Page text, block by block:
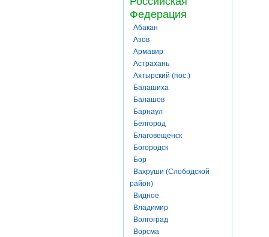
Федерация
Абакан
Азов
Армавир
Астрахань
Ахтырский (пос.)
Балашиха
Балашов
Барнаул
Белгород
Благовещенск
Богородск
Бор
Вахруши (Слободской
район)
Видное
Владимир
Волгоград
Ворсма